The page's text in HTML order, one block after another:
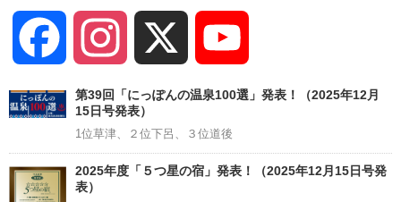
Facebook Instagram
Channel
第39回「にっぽんの温泉100選」発表！（2025年12月
15日号発表）
1位草津、２位下呂、３位道後
2025年度「５つ星の宿」発表！（2025年12月15日号発
表）